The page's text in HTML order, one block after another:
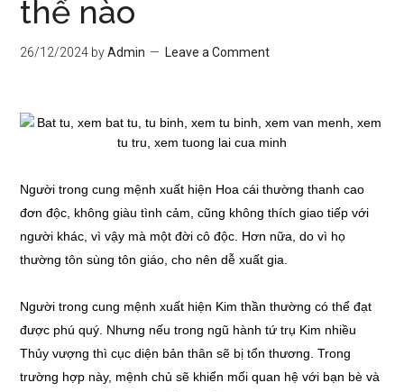
thế nào
26/12/2024 byAdmin Leave a Comment
Người trong cung mệnh xuất hiện Hoa cái thường thanh cao
đơn độc, không giàu tình cảm, cũng không thích giao tiếp với
người khác, vì vậy mà một đời cô độc. Hơn nữa, do vì họ
thường tôn sùng tôn giáo, cho nên dễ xuất gia.
Người trong cung mệnh xuất hiện Kim thần thường có thể đạt
được phú quý. Nhưng nếu trong ngũ hành tứ trụ Kim nhiều
Thủy vượng thì cục diện bản thân sẽ bị tổn thương. Trong
trường hợp này, mệnh chủ sẽ khiển mối quan hệ với bạn bè và